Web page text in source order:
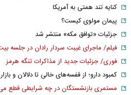
کنایه تند همتی به آمریکا
پیمان مولوی کیست؟
جزئیات «توافق مکه» منتشر شد
فیلم/ ماجرای غیبت سردار رادان در جلسه
فوری/ جزئیات جدید از مذاکرات تنگه هرمز
کمبود دارو؛ از قفسه‌های خالی تا دلالان و
مستمری بازنشستگان در چه شرایطی قطع